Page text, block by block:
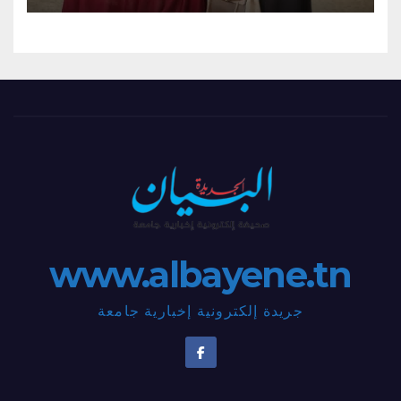
www.albayene.tn
جريدة إلكترونية إخبارية جامعة